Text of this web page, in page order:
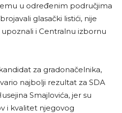
u određenim područjima
glasački listići, nije
i Centralnu izbornu
za gradonačelnika,
najbolji rezultat za SDA
Smajlovića, jer su
i kvalitet njegovog